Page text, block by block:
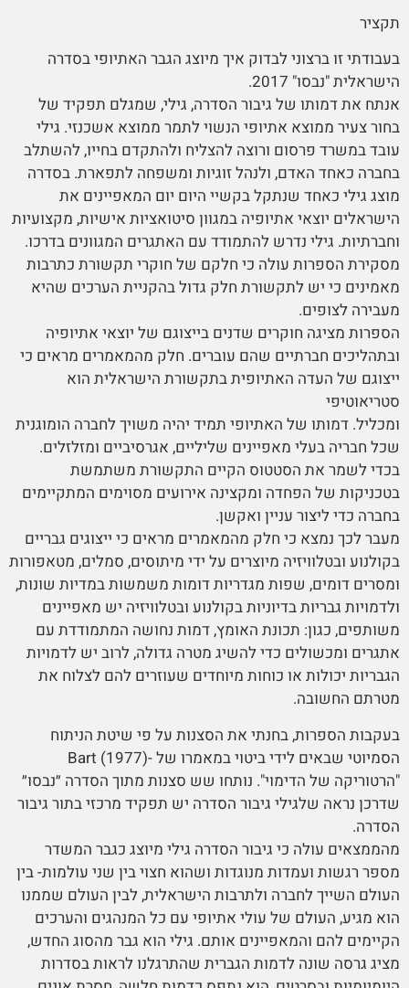
תקציר
בעבודתי זו ברצוני לבדוק איך מיוצג הגבר האתיופי בסדרה
הישראלית "נבסו" 2017.
אנתח את דמותו של גיבור הסדרה, גילי, שמגלם תפקיד של
בחור צעיר ממוצא אתיופי הנשוי לתמר ממוצא אשכנזי. גילי
עובד במשרד פרסום ורוצה להצליח ולהתקדם בחייו, להשתלב
בחברה כאחד האדם, ולנהל זוגיות ומשפחה לתפארת. בסדרה
מוצג גילי כאחד שנתקל בקשיי היום יום המאפיינים את
הישראלים יוצאי אתיופיה במגוון סיטואציות אישיות, מקצועיות
וחברתיות. גילי נדרש להתמודד עם האתגרים המגוונים בדרכו.
מסקירת הספרות עולה כי חלקם של חוקרי תקשורת כתרבות
מאמינים כי יש לתקשורת חלק גדול בהקניית הערכים שהיא
מעבירה לצופים.
הספרות מציגה חוקרים שדנים בייצוגם של יוצאי אתיופיה
ובתהליכים חברתיים שהם עוברים. חלק מהמאמרים מראים כי
ייצוגם של העדה האתיופית בתקשורת הישראלית הוא
סטריאוטיפי
ומכליל. דמותו של האתיופי תמיד יהיה משויך לחברה הומוגנית
שכל חבריה בעלי מאפיינים שליליים, אגרסיביים ומזלזלים.
בכדי לשמר את הסטטוס הקיים התקשורת משתמשת
בטכניקות של הפחדה ומקצינה אירועים מסוימים המתקיימים
בחברה כדי ליצור עניין ואקשן.
מעבר לכך נמצא כי חלק מהמאמרים מראים כי ייצוגים גבריים
בקולנוע ובטלוויזיה מיוצרים על ידי מיתוסים, סמלים, מטאפורות
ומסרים דומים, שפות מגדריות דומות משמשות במדיות שונות,
ולדמויות גבריות בדיוניות בקולנוע ובטלוויזיה יש מאפיינים
משותפים, כגון: תכונת האומץ, דמות נחושה המתמודדת עם
אתגרים ומכשולים כדי להשיג מטרה גדולה, לרוב יש לדמויות
הגבריות יכולות או כוחות מיוחדים שעוזרים להם לצלוח את
מטרתם החשובה.
בעקבות הספרות, בחנתי את הסצנות על פי שיטת הניתוח
הסמיוטי שבאים לידי ביטוי במאמרו של -Bart (1977)
"הרטוריקה של הדימוי". נותחו שש סצנות מתוך הסדרה ״נבסו״
שדרכן נראה שלגילי גיבור הסדרה יש תפקיד מרכזי בתור גיבור
הסדרה.
מהממצאים עולה כי גיבור הסדרה גילי מיוצג כגבר המשדר
מספר רגשות ועמדות מנוגדות ושהוא חצוי בין שני עולמות- בין
העולם השייך לחברה ולתרבות הישראלית, לבין העולם שממנו
הוא מגיע, העולם של עולי אתיופי עם כל המנהגים והערכים
הקיימים להם והמאפיינים אותם. גילי הוא גבר מהסוג החדש,
מציג גרסה שונה לדמות הגברית שהתרגלנו לראות בסדרות